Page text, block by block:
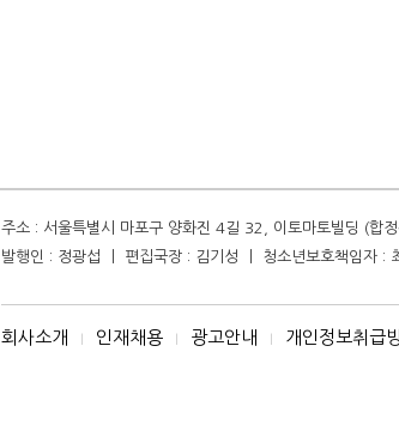
주소 : 서울특별시 마포구 양화진 4길 32, 이토마토빌딩 (
발행인 : 정광섭 ㅣ 편집국장 : 김기성 ㅣ 청소년보호책임
회사소개 I 인재채용 I 광고안내 I 개인정보취급